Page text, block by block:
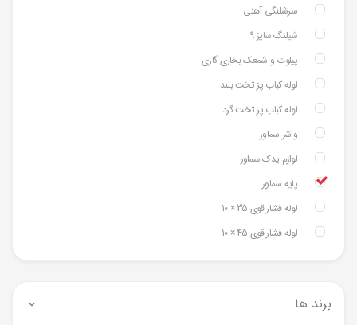
سرشلنگی آهنی
شیلنگ سایز 9
پیلوت و شمعک بخاری گازی
لوله کباب پز تخت بلند
لوله کباب پز تخت گرد
واشر سماور
لوازم یدک سماور
پایه سماور
لوله فشار قوی 35 × 10
لوله فشار قوی 45 × 10
برند ها